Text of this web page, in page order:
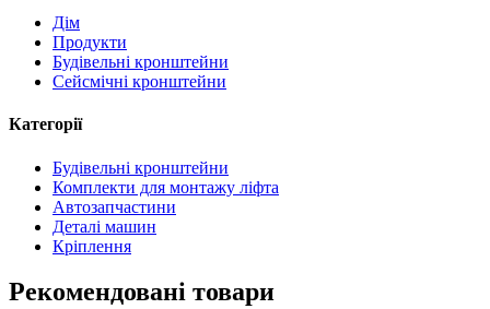
Дім
Продукти
Будівельні кронштейни
Сейсмічні кронштейни
Категорії
Будівельні кронштейни
Комплекти для монтажу ліфта
Автозапчастини
Деталі машин
Кріплення
Рекомендовані товари